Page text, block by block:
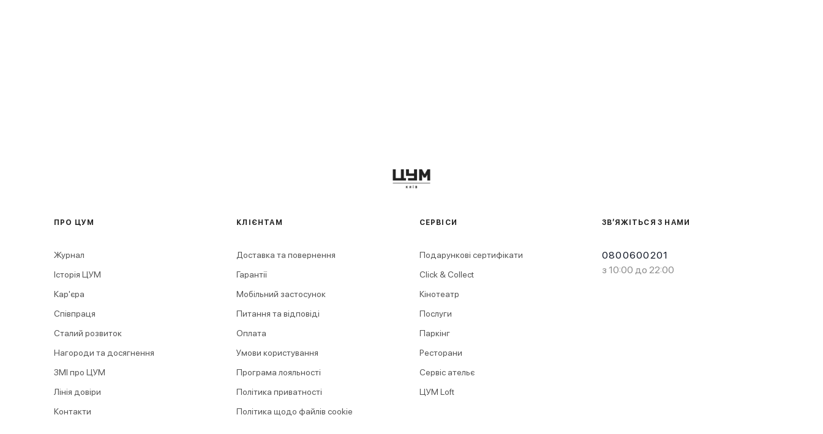
ЗВ’ЯЖІТЬСЯ З НАМИ
0800600201
з 10:00 до 22:00
ПРО ЦУМ
Журнал
Історія ЦУМ
Кар'єра
Співпраця
Сталий розвиток
Нагороди та досягнення
ЗМІ про ЦУМ
Лінія довіри
Контакти
КЛІЄНТАМ
Доставка та повернення
Гарантії
Мобільний застосунок
Питання та відповіді
Оплата
Умови користування
Програма лояльності
Політика приватності
Політика щодо файлів cookie
СЕРВІСИ
Подарункові сертифікати
Click & Collect
Кінотеатр
Послуги
Паркінг
Ресторани
Сервіс ательє
ЦУМ Loft